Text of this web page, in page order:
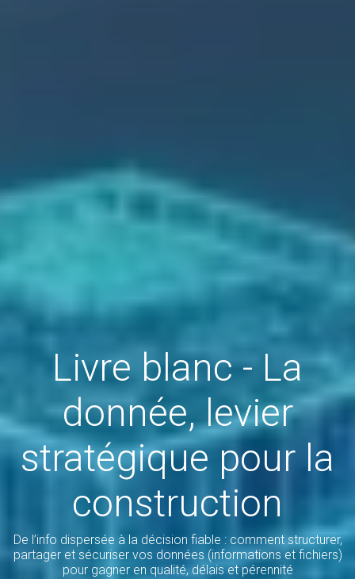
Livre blanc - La
donnée, levier
stratégique pour la
construction
De l’info dispersée à la décision fiable : comment structurer,
partager et sécuriser vos données (informations et fichiers)
pour gagner en qualité, délais et pérennité